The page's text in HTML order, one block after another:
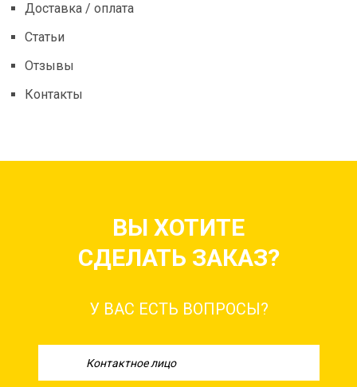
Доставка / оплата
Статьи
Отзывы
Контакты
ВЫ ХОТИТЕ
СДЕЛАТЬ ЗАКАЗ?
У ВАС ЕСТЬ ВОПРОСЫ?